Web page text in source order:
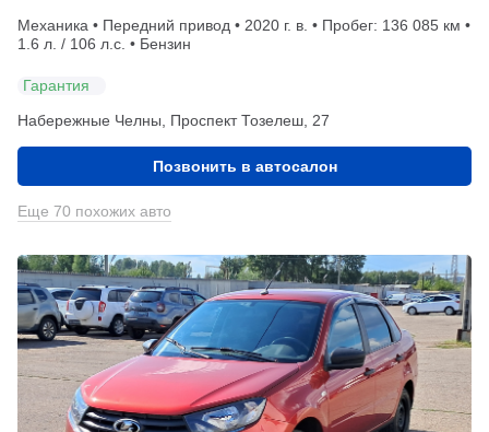
Механика • Передний привод • 2020 г. в. • Пробег: 136 085 км •
1.6 л. / 106 л.с. • Бензин
Гарантия
Набережные Челны, Проспект Тозелеш, 27
Позвонить в автосалон
Еще 70 похожих авто